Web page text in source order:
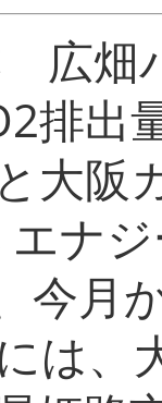
広畑
排出
大阪
ナ
今月
は、